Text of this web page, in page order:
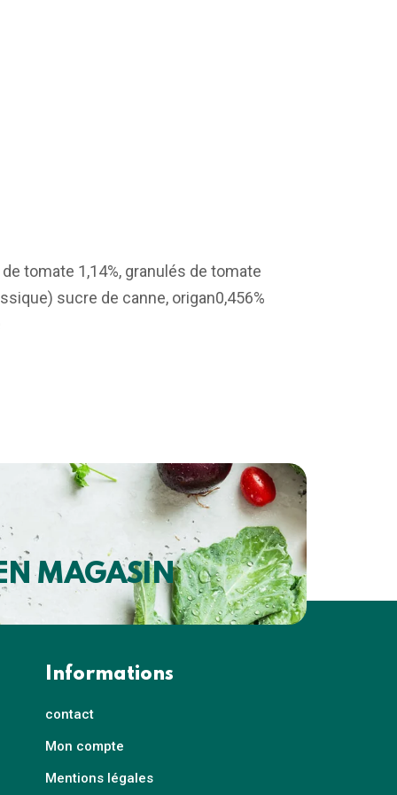
tomate 1,14%, granulés de tomate
sucre de canne, origan0,456%
MAGASIN
Informations
contact
Mon compte
Mentions légales